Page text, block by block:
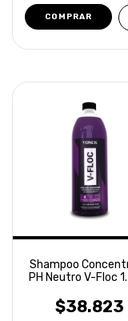
Shampoo
PH Neutro V-Floc
$38.823